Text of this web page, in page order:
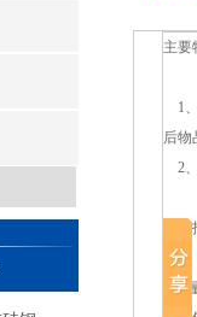
主要
1、
后物
2
技
1、